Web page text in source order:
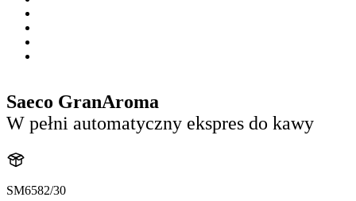
Saeco GranAroma
W pełni automatyczny ekspres do kawy
SM6582/30